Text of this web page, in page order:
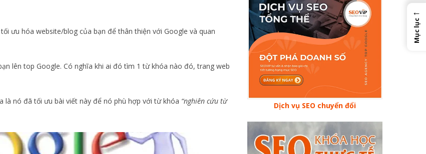
ưu hóa website/blog của bạn để thân thiện với Google và quan
lên top Google. Có nghĩa khi ai đó tìm 1 từ khóa nào đó, trang web
là nó đã tối ưu bài viết này để nó phù hợp với từ khóa “nghiên cứu từ
Dịch vụ SEO chuyển đổi
←
Mục lục